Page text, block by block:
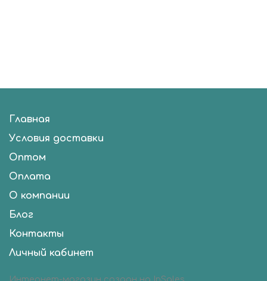
Главная
Условия доставки
Оптом
Оплата
О компании
Блог
Контакты
Личный кабинет
Интернет-магазин создан на InSales